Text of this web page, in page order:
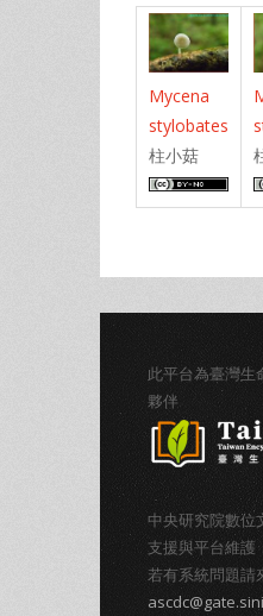
Mycena
stylobates
柱小菇
此平台為臺灣生
夥伴
中央研究院數位
支援與平台維護，
若有系統問題請